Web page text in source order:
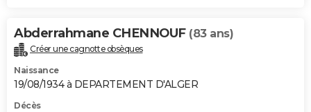
Abderrahmane CHENNOUF (83 ans)
Créer une cagnotte obsèques
Naissance
19/08/1934 à DEPARTEMENT D'ALGER
Décès